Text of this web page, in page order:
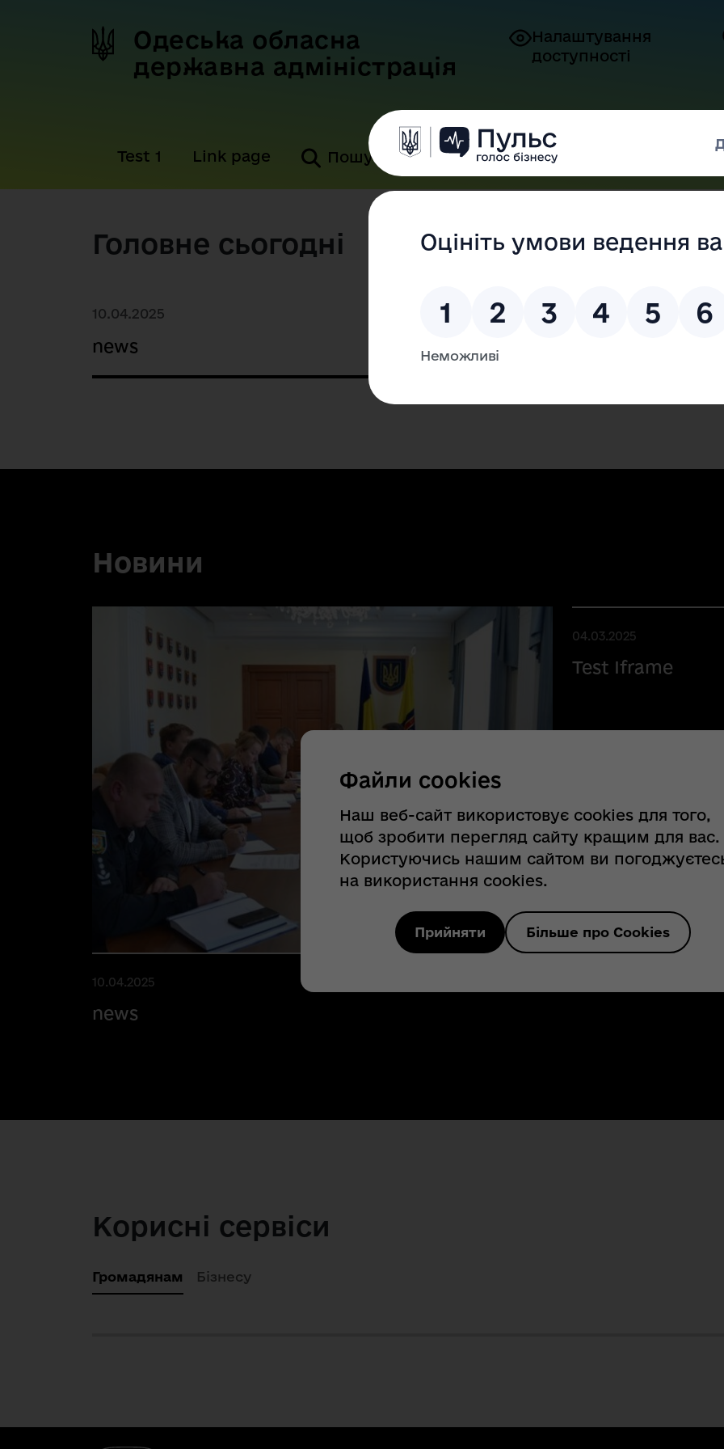
Одеська обласна
державна адміністрація
Налаштування
доступності
Test 1 Link page Пошук
Головне сьогодні
10.04.2025
news
Новини
10.04.2025
news
04.03.2025
Test Iframe
Корисні сервіси
Громадянам Бізнесу
Файли cookies
Наш веб-сайт використовує cookies для того,
щоб зробити перегляд сайту кращим для вас.
Користуючись нашим сайтом ви
на використання cookies.
Прийняти Більше про Cookies